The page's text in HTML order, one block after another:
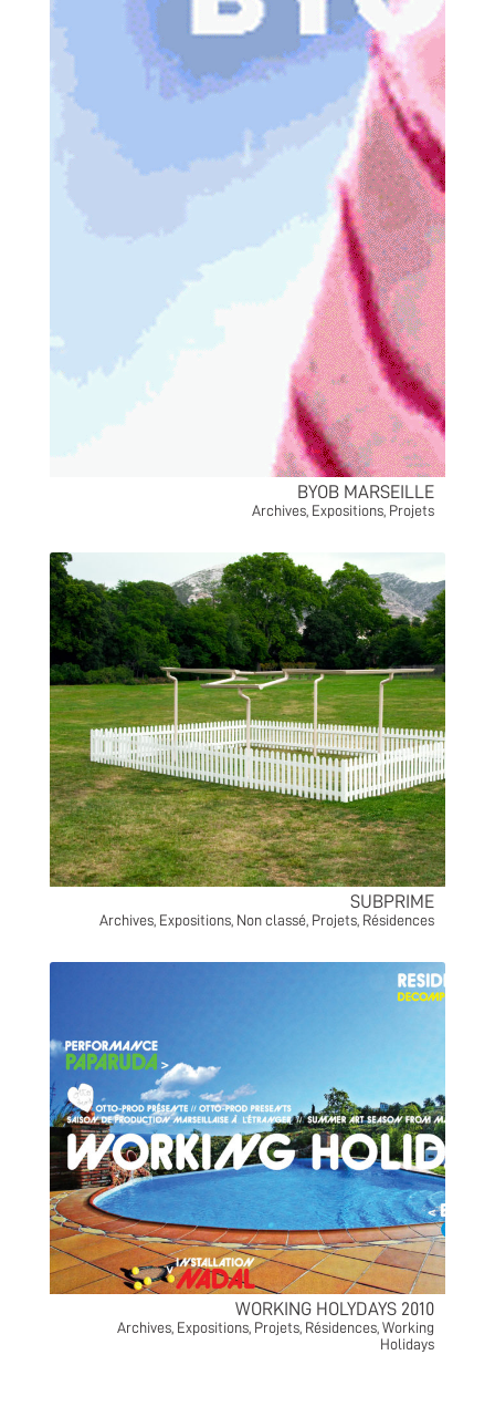
BYOB MARSEILLE
Archives Expositions Projets
SUBPRIME
Archives, Expositions, Non classé, Projets, Résidences
WORKING HOLYDAYS 2010
Archives Expositions Projets Résidences ,Working
Holidays